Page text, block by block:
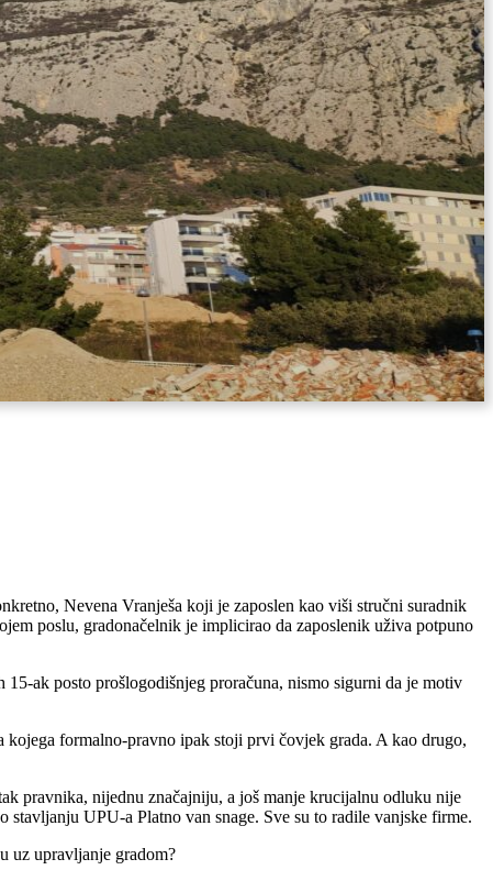
Nevena Vranješa koji je zaposlen kao viši stručni suradnik
poslu, gradonačelnik je implicirao da zaposlenik uživa potpuno
ak posto prošlogodišnjeg proračuna, nismo sigurni da je motiv
formalno-pravno ipak stoji prvi čovjek grada. A kao drugo,
pravnika, nijednu značajniju, a još manje krucijalnu odluku nije
UPU-a Platno van snage. Sve su to radile vanjske firme.
uz upravljanje gradom?